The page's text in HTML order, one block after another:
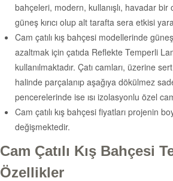
bahçeleri, modern, kullanışlı, havadar bir
güneş kırıcı olup alt tarafta sera etkisi
Cam çatılı kış bahçesi modellerinde
azaltmak için çatıda Reflekte Temperli
kullanılmaktadır. Çatı camları, üzerine
halinde parçalanıp aşağıya dökülmez
pencerelerinde ise ısı izolasyonlu özel
Cam çatılı kış bahçesi fiyatları projenin
değişmektedir.
Cam Çatılı Kış Bahçesi
Özellikler